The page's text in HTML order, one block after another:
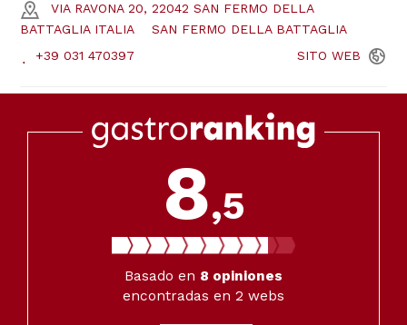
VIA RAVONA 20, 22042 SAN FERMO DELLA
BATTAGLIA ITALIA
SAN FERMO DELLA BATTAGLIA
+39 031 470397
SITO WEB
8,5
Basado en 8 opiniones
encontradas en 2 webs